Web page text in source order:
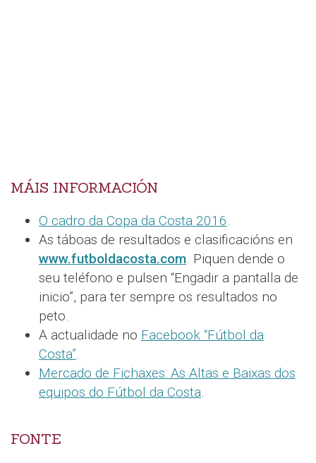
MÁIS INFORMACIÓN
O cadro da Copa da Costa 2016.
As táboas de resultados e clasificacións en
www.futboldacosta.com. Piquen dende o
seu teléfono e pulsen “Engadir a pantalla de
inicio”, para ter sempre os resultados no
peto.
A actualidade no Facebook “Fútbol da
Costa”.
Mercado de Fichaxes: As Altas e Baixas dos
equipos do Fútbol da Costa.
FONTE